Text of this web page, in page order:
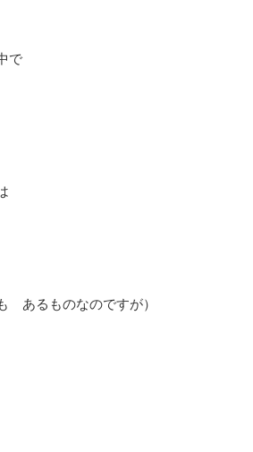
で
あるものなのですが）